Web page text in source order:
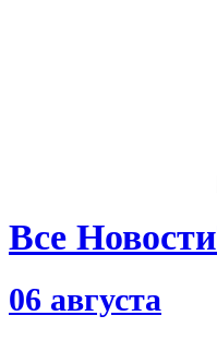
Все Новости
06 августа